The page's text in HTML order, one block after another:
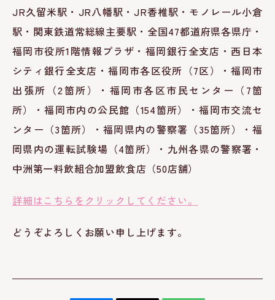
JR久留米駅・JR八幡駅・JR香椎駅・モノレール小倉
駅・関東鉄道常総線主要駅・全国47都道府県各県庁・
福岡市役所1階情報プラザ・福岡銀行全支店・西日本
シティ銀行全支店・福岡市各区役所（7区）・福岡市
出張所（2箇所）・福岡市各区市民センター（7箇
所）・福岡市内の公民館（154箇所）・福岡市交流セ
ンター（3箇所）・福岡県内の警察署（35箇所）・福
岡県内の運転試験場（4箇所）・九州各県の警察署・
中洲第一料飲組合加盟飲食店（50店舗）
詳細はこちらをクリックしてください。
どうぞよろしくお願い申し上げます。